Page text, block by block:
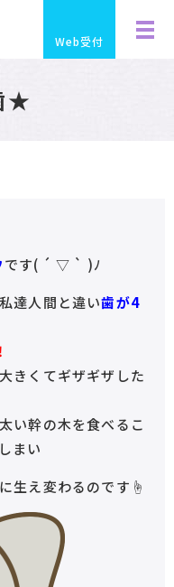
Web受付
★
です( ´ ▽ ` )ﾉ
達人間と違い歯が4
きくてギザギザした
い幹の木を食べるこ
まい
生え変わるのです☝︎